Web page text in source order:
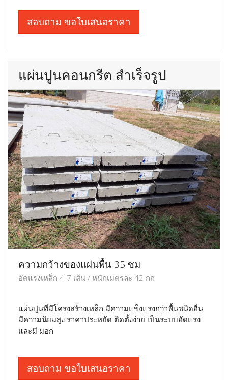
สอบถาม ขอใบเสนอราคา
แผ่นปูนคอนกรีต สำเร็จรูป
ความกว้างของแผ่นพื้น 35 ซม
อัดแรงเหล็ก 4-7 เส้น / หนักเมตรละ 42 กก
แผ่นปูนที่มีโครงสร้างเหล็ก มีความแข็งแรงกว่าพื้นชนิดอื่น
มีความนิยมสูง ราคาประหยัด ติดตั้งง่าย เป็นระบบอัดแรง
และมี มอก
สอบถาม ขอใบเสนอราคา